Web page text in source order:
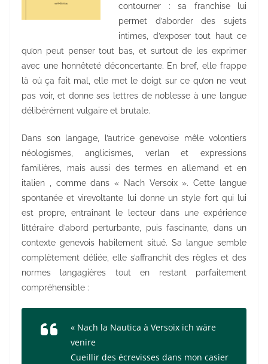
contourner : sa franchise lui
permet d’aborder des sujets
intimes, d’exposer tout haut ce
qu’on peut penser tout bas, et surtout de les exprimer
avec une honnêteté déconcertante. En bref, elle frappe
là où ça fait mal, elle met le doigt sur ce qu’on ne veut
pas voir, et donne ses lettres de noblesse à une langue
délibérément vulgaire et brutale.
Dans son langage, l’autrice genevoise mêle volontiers
néologismes, anglicismes, verlan et expressions
familières, mais aussi des termes en allemand et en
italien , comme dans « Nach Versoix ». Cette langue
spontanée et virevoltante lui donne un style fort qui lui
est propre, entraînant le lecteur dans une expérience
littéraire d’abord perturbante, puis fascinante, dans un
contexte genevois habilement situé. Sa langue semble
complètement déliée, elle s’affranchit des règles et des
normes langagières tout en restant parfaitement
compréhensible :
« Nach la Nautica à Versoix ich wäre
venire
Cueillir des écrevisses dans mon casier